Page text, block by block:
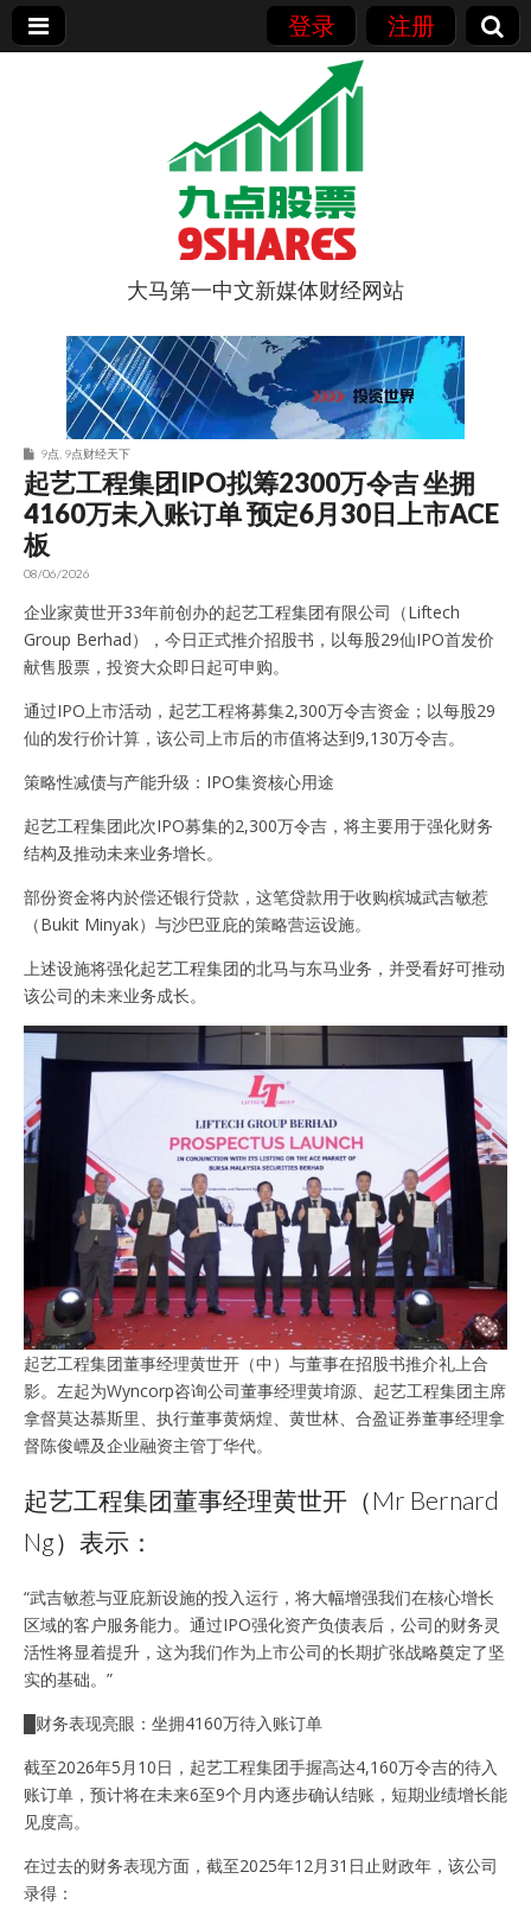
登录 注册
9点股票
大马第一中文新媒体财经网站
9点 9点财经天下
起艺工程集团IPO拟筹2300万令吉 坐拥
4160万未入账订单 预定6月30日上市ACE
板
08/06/2026
企业家黄世开33年前创办的起艺工程集团有限公司（Liftech
Group Berhad），今日正式推介招股书，以每股29仙IPO首发价
献售股票，投资大众即日起可申购。
通过IPO上市活动，起艺工程将募集2,300万令吉资金；以每股29
仙的发行价计算，该公司上市后的市值将达到9,130万令吉。
策略性减债与产能升级：IPO集资核心用途
起艺工程集团此次IPO募集的2,300万令吉，将主要用于强化财务
结构及推动未来业务增长。
部份资金将内於偿还银行贷款，这笔贷款用于收购槟城武吉敏惹
（Bukit Minyak）与沙巴亚庇的策略营运设施。
上述设施将强化起艺工程集团的北⻢与东⻢业务，并受看好可推动
该公司的未来业务成⻓。
起艺工程集团董事经理黄世开（中）与董事在招股书推介礼上合
影。左起为Wyncorp咨询公司董事经理黄堉源、起艺工程集团主席
拿督莫达慕斯里、执行董事黄炳煌、黄世林、合盈证券董事经理拿
督陈俊㟽及企业融资主管丁华代。
起艺工程集团董事经理黄世开（Mr Bernard
Ng）表示：
“武吉敏惹与亚庇新设施的投入运行，将大幅增强我们在核心增长
区域的客户服务能力。通过IPO强化资产负债表后，公司的财务灵
活性将显着提升，这为我们作为上市公司的长期扩张战略奠定了坚
实的基础。”
█财务表现亮眼：坐拥4160万待入账订单
截至2026年5月10日，起艺工程集团手握高达4,160万令吉的待入
账订单，预计将在未来6至9个月内逐步确认结账，短期业绩增长能
见度高。
在过去的财务表现方面，截至2025年12月31日止财政年，该公司
录得：